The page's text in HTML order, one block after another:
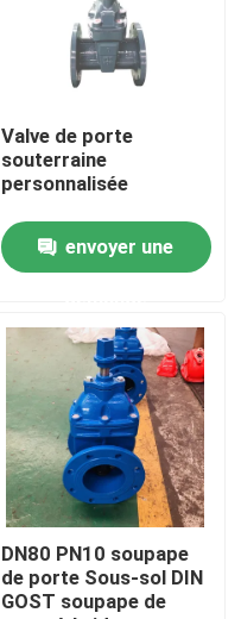
Valve de porte
souterraine
personnalisée
envoyer une
DN80 PN10 soupape
de porte Sous-sol DIN
GOST soupape de